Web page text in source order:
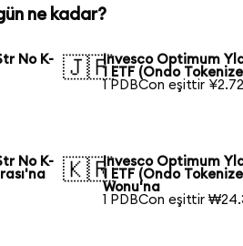
ne kadar?
No K-
🇯🇵Invesco Optimum
1 ETF (Ondo
1 PDBCon eşittir
No K-
🇰🇷Invesco Optimum
1 ETF (Ondo
Wonu'na
1 PDBCon eşittir